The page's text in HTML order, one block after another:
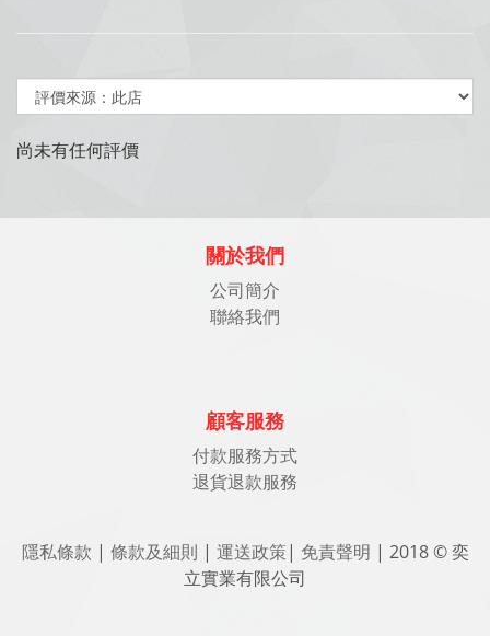
尚未有任何評價
關於我們
公司簡介
聯絡我們
顧客服務
付款服務方式
退貨退款服務
隱私條款 | 條款及細則 | 運送政策| 免責聲明 | 2018 © 奕
立實業有限公司